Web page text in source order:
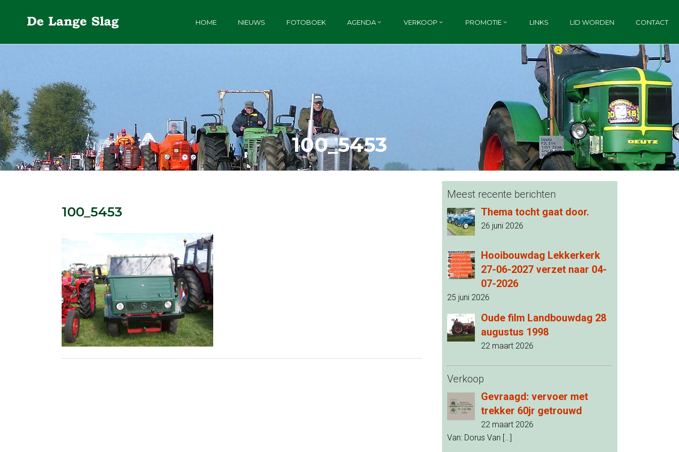
HOME NIEUWS FOTOBOEK AGENDA VERKOOP PROMOTIE LINKS LID WORDEN CONTACT
100_5453
100_5453
Meest recente berichten
Thema tocht gaat door.
26 juni 2026
Hooibouwdag Lekkerkerk
27-06-2027 verzet naar 04-
07-2026
25 juni 2026
Oude film Landbouwdag 28
augustus 1998
22 maart 2026
Verkoop
Gevraagd: vervoer met
trekker 60jr getrouwd
22 maart 2026
Van: Dorus Van […]